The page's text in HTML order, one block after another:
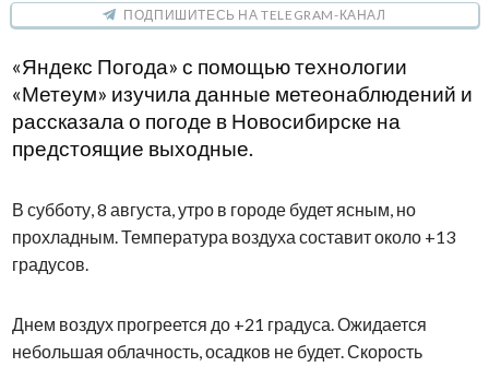
ПОДПИШИТЕСЬ НА TELEGRAM-КАНАЛ
«Яндекс Погода» с помощью технологии
«Метеум» изучила данные метеонаблюдений и
рассказала о погоде в Новосибирске на
предстоящие выходные.
В субботу, 8 августа, утро в городе будет ясным, но
прохладным. Температура воздуха составит около +13
градусов.
Днем воздух прогреется до +21 градуса. Ожидается
небольшая облачность, осадков не будет. Скорость